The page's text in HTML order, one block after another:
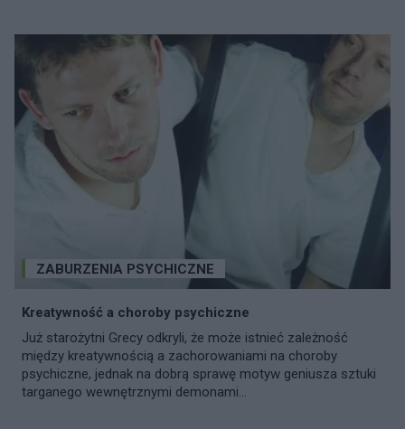
ZABURZENIA PSYCHICZNE
Kreatywność a choroby psychiczne
Już starożytni Grecy odkryli, że może istnieć zależność
między kreatywnością a zachorowaniami na choroby
psychiczne, jednak na dobrą sprawę motyw geniusza sztuki
targanego wewnętrznymi demonami...